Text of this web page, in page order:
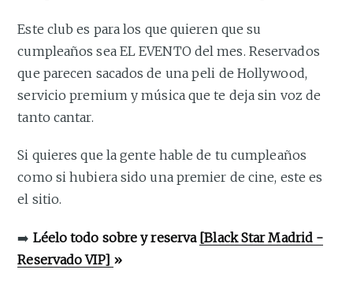
Este club es para los que quieren que su
cumpleaños sea EL EVENTO del mes. Reservados
que parecen sacados de una peli de Hollywood,
servicio premium y música que te deja sin voz de
tanto cantar.
Si quieres que la gente hable de tu cumpleaños
como si hubiera sido una premier de cine, este es
el sitio.
➡️ Léelo todo sobre y reserva [Black Star Madrid -
Reservado VIP] »